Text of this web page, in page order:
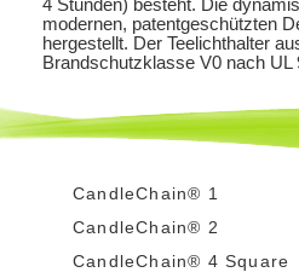
4 Stunden) besteht. Die
modernen, patentgeschützten
hergestellt. Der Teelichthalter
Brandschutzklasse V0 nach UL
CandleChain® 1
CandleChain® 2
CandleChain® 4 Square